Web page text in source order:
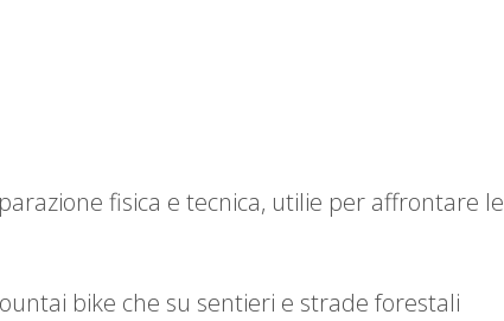
fisica e tecnica, utilie per affrontare le
bike che su sentieri e strade forestali